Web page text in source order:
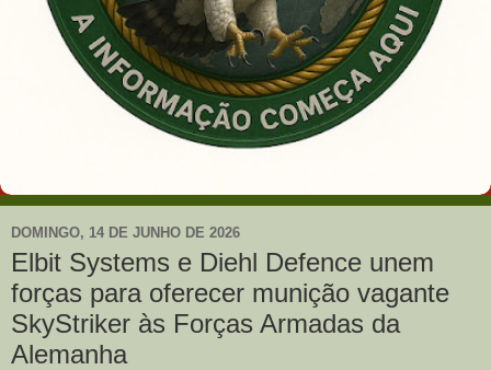
DOMINGO, 14 DE JUNHO DE 2026
Elbit Systems e Diehl Defence unem
forças para oferecer munição vagante
SkyStriker às Forças Armadas da
Alemanha